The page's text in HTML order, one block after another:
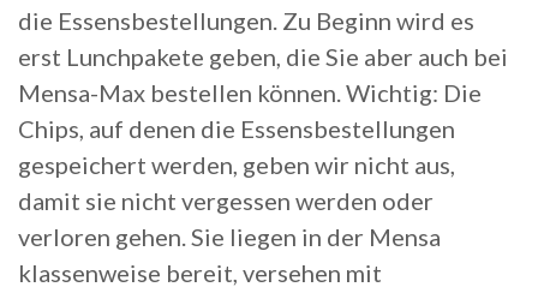
die Essensbestellungen. Zu Beginn wird es
erst Lunchpakete geben, die Sie aber auch bei
Mensa-Max bestellen können. Wichtig: Die
Chips, auf denen die Essensbestellungen
gespeichert werden, geben wir nicht aus,
damit sie nicht vergessen werden oder
verloren gehen. Sie liegen in der Mensa
klassenweise bereit, versehen mit